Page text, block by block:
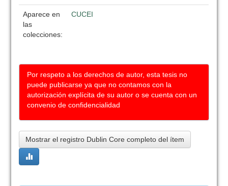
Aparece en
las
colecciones:
CUCEI
Por respeto a los derechos de autor, esta tesis no
puede publicarse ya que no contamos con la
autorización explícita de su autor o se cuenta con un
convenio de confidencialidad
Mostrar el registro Dublin Core completo del ítem